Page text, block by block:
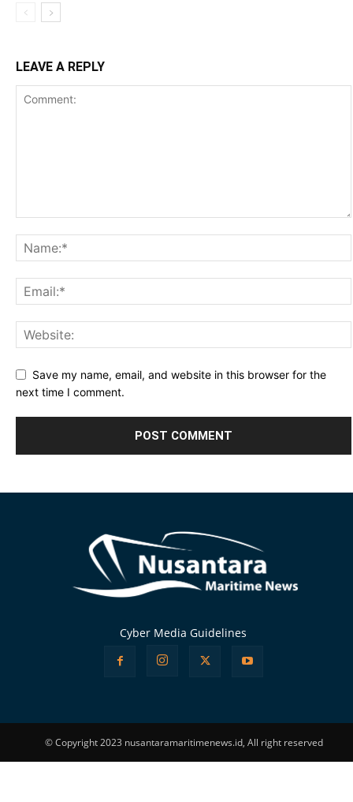
LEAVE A REPLY
Save my name, email, and website in this browser for the
next time I comment.
Cyber Media Guidelines
© Copyright 2023 nusantaramaritimenews.id, All right reserved